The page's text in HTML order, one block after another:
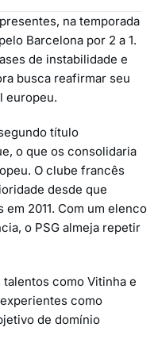
na temporada
Barcelona por 2 a 1.
de instabilidade e
busca reafirmar seu
europeu.
título
o que os consolidaria
O clube francês
desde que
2011. Com um elenco
o PSG almeja repetir
como Vitinha e
como
de domínio